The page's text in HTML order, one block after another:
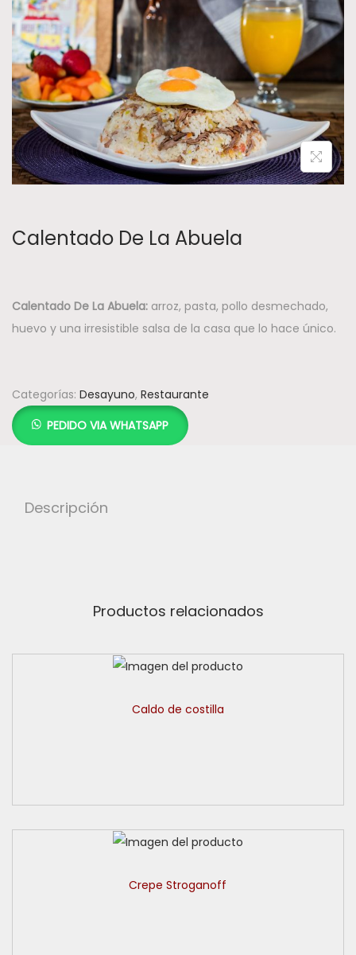
v
e
g
a
c
i
ó
n
t
e
n
i
d
o
Calentado De La Abuela
Calentado De La Abuela: arroz, pasta, pollo desmechado,
huevo y una irresistible salsa de la casa que lo hace único.
Categorías: Desayuno, Restaurante
PEDIDO VIA WHATSAPP
Descripción
Productos relacionados
Caldo de costilla
Crepe Stroganoff